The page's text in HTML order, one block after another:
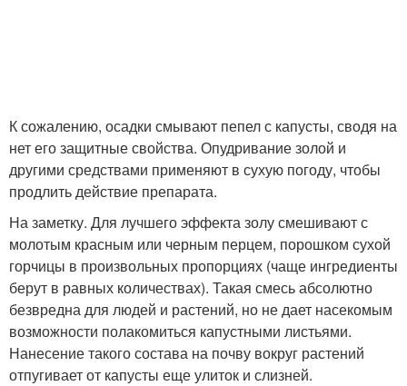
К сожалению, осадки смывают пепел с капусты, сводя на
нет его защитные свойства. Опудривание золой и
другими средствами применяют в сухую погоду, чтобы
продлить действие препарата.
На заметку. Для лучшего эффекта золу смешивают с
молотым красным или черным перцем, порошком сухой
горчицы в произвольных пропорциях (чаще ингредиенты
берут в равных количествах). Такая смесь абсолютно
безвредна для людей и растений, но не дает насекомым
возможности полакомиться капустными листьями.
Нанесение такого состава на почву вокруг растений
отпугивает от капусты еще улиток и слизней.